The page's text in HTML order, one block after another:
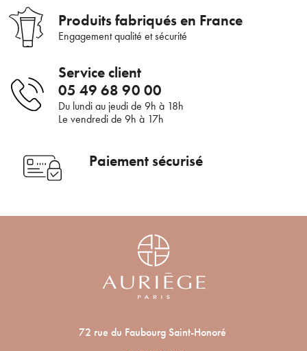
Voulez-vous vraiment supprimer le produit suivant du
panier ?
ANNULER
Produits fabriqués en France
Engagement qualité et sécurité
Service client
05 49 68 90 00
Du lundi au jeudi de 9h à 18h
Le vendredi de 9h à 17h
Paiement sécurisé
72 rue du Faubourg Saint-Honoré
bénéficier de nos conseils de saison, inscrivez-
vous à notre Newsletter.
JE M’INSCRIS
En renseignant votre adresse e-mail, vous acceptez de recevoir des